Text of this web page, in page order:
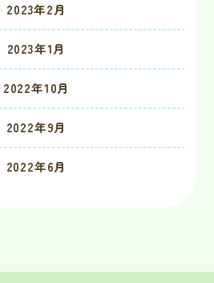
2023年2月
2023年1月
2022年10月
2022年9月
2022年6月